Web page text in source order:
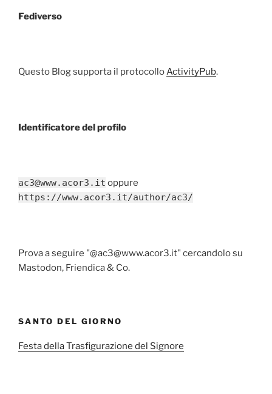
Fediverso
Questo Blog supporta il protocolloActivityPub.
Identificatore del profilo
ac3@www.acor3.it oppure
https://www.acor3.it/author/ac3/
Prova a seguire "@ac3@www.acor3.it" cercandolo su
Mastodon, Friendica & Co.
SANTO DEL GIORNO
Festa della Trasfigurazione del Signore